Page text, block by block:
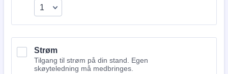
Strøm
Tilgang til strøm på din stand. Egen
skøyteledning må medbringes.